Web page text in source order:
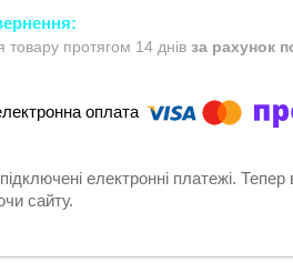
товару протягом 14 днів за рахунок
електронні платежі.
сайту.